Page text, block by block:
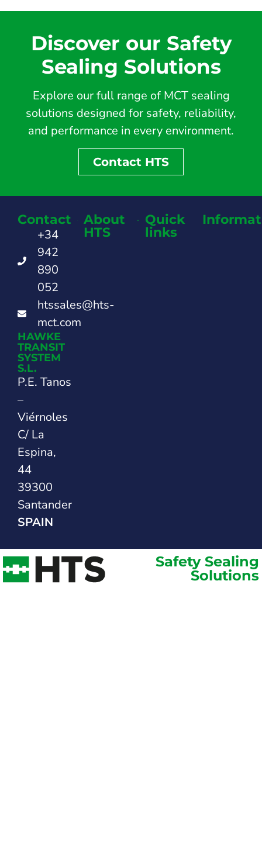
Discover our Safety
Sealing Solutions
Explore our full range of MCT sealing
solutions designed for safety, reliability,
and performance in every environment.
Contact HTS
Contact
+34
942
890
052
htssales@hts-
mct.com
HAWKE
TRANSIT
SYSTEM
S.L.
P.E. Tanos
–
Viérnoles
C/ La
Espina,
44
39300
Santander
SPAIN
About
HTS
Quick
links
Safety Sealing
Solutions